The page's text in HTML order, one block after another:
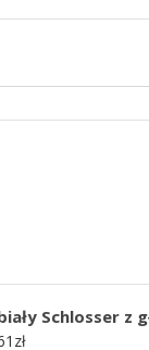
Schlosser z
zł